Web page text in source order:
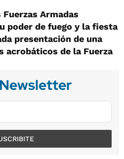
Armadas
poder de fuego y la fiesta
presentación de una
acrobáticos de la Fuerza